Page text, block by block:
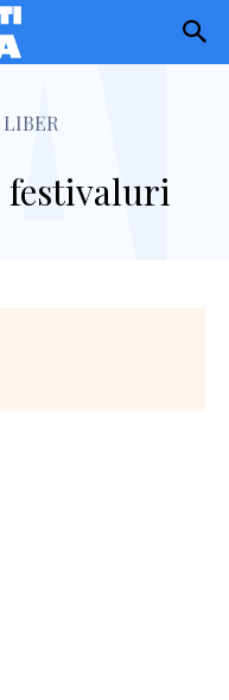
festivaluri